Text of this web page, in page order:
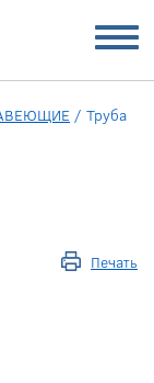
/ Труба
Печать